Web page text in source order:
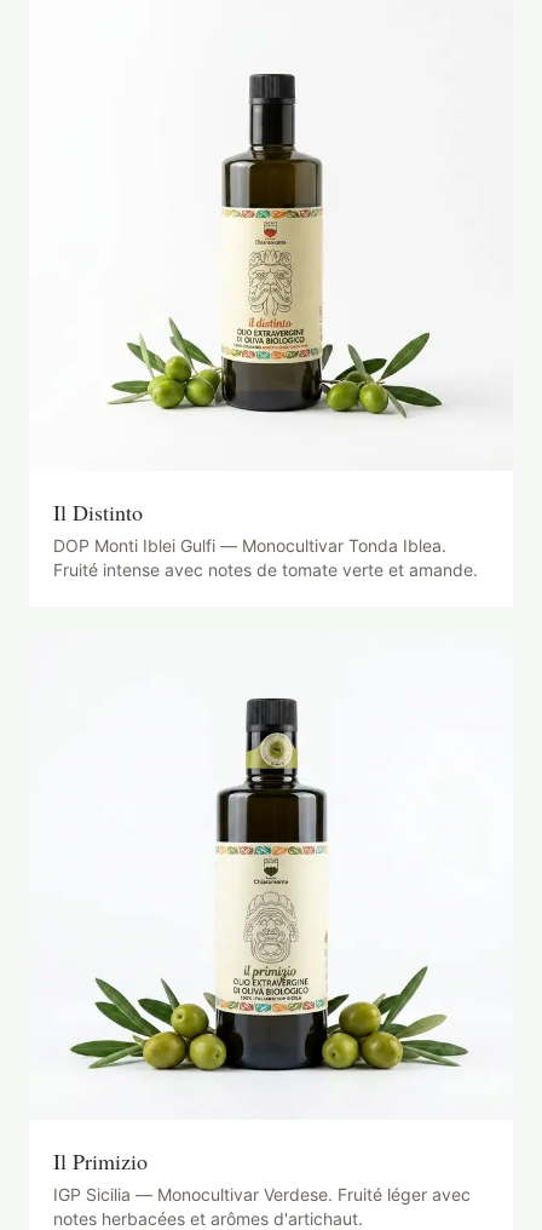
Il Distinto
DOP Monti Iblei Gulfi — Monocultivar Tonda Iblea.
Fruité intense avec notes de tomate verte et amande.
Il Primizio
IGP Sicilia — Monocultivar Verdese. Fruité léger avec
notes herbacées et arômes d'artichaut.